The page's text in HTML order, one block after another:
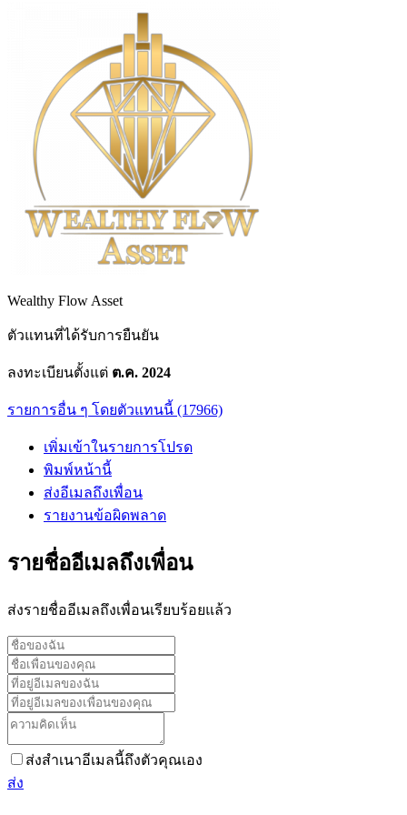
Wealthy Flow Asset
ตัวแทนที่ได้รับการยืนยัน
ลงทะเบียนตั้งแต่ ต.ค. 2024
รายการอื่น ๆ โดยตัวแทนนี้ (17966)
เพิ่มเข้าในรายการโปรด
พิมพ์หน้านี้
ส่งอีเมลถึงเพื่อน
รายงานข้อผิดพลาด
รายชื่ออีเมลถึงเพื่อน
ส่งรายชื่ออีเมลถึงเพื่อนเรียบร้อยแล้ว
ส่งสำเนาอีเมลนี้ถึงตัวคุณเอง
ส่ง